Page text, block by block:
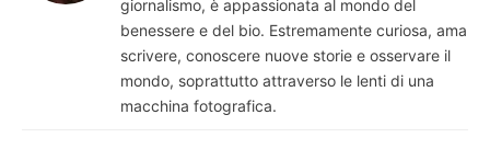
giornalismo, è appassionata al mondo del
benessere e del bio. Estremamente curiosa, ama
scrivere, conoscere nuove storie e osservare il
mondo, soprattutto attraverso le lenti di una
macchina fotografica.